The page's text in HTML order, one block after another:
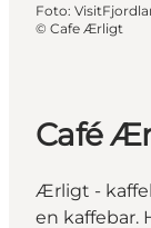
Foto:
© Cafe Ærligt
Café
Ærligt -
en kaffebar.